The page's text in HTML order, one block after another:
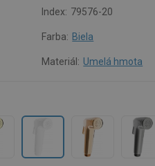
Index: 79576-20
Farba: Biela
Materiál: Umelá hmota